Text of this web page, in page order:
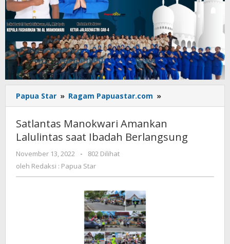
Papua Star » Ragam Papuastar.com »
Manokwari
Lalulintas
saat
Satlantas Manokwari Amankan
Lalulintas saat Ibadah Berlangsung
November 13, 2022
oleh
Redaksi
Star
-
802 Dilihat
oleh Redaksi : Papua Star